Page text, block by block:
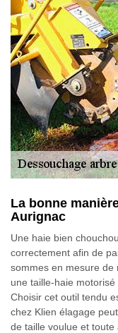
La bonne
Aurignac
Une haie bien
correctement afin de
sommes en mesure de
une taille-haie
Choisir cet outil tendu
chez Klien élagage
de taille voulue et